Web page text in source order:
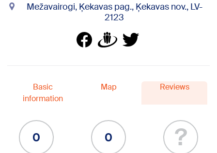
Mežavairogi, Ķekavas pag., Ķekavas nov., LV-
2123
Basic
information
Map Reviews
0 0 ?